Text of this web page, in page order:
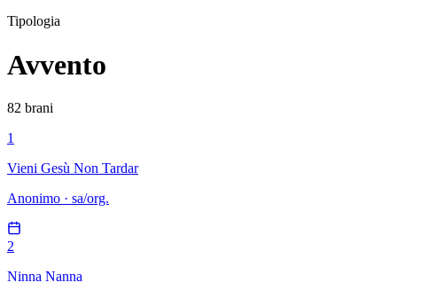
Tipologia
Avvento
82 brani
1
Vieni Gesù Non Tardar
Anonimo · sa/org.
2
Ninna Nanna